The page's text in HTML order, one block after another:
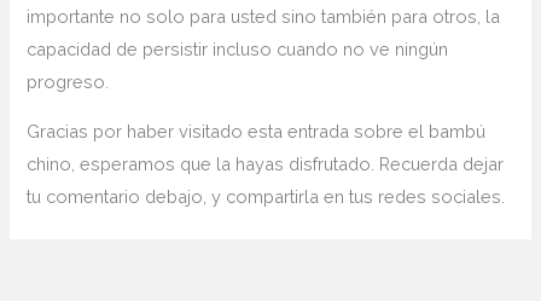
importante no solo para usted sino también para otros, la
capacidad de persistir incluso cuando no ve ningún
progreso.
Gracias por haber visitado esta entrada sobre el bambú
chino, esperamos que la hayas disfrutado. Recuerda dejar
tu comentario debajo, y compartirla en tus redes sociales.